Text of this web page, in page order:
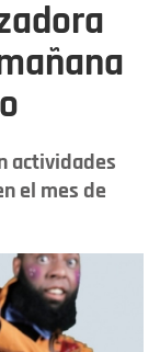
actividades
el mes de